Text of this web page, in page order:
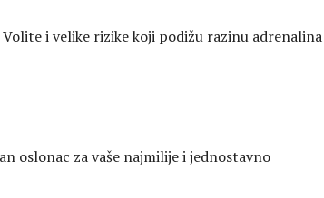
i velike rizike koji podižu razinu
oslonac za vaše najmilije i jednostavno